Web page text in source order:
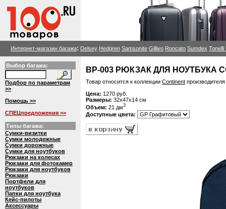
Интернет-магазин багажа: Delsey Hedgren Samsonite Gillivo Roncato Sumdex
Выбор багажа:
Подбор по параметрам
>>
Помощь >>
СПЕЦпредложения >>
Типы багажа:
Сумки-визитки
Сумки молодежные
Сумки дорожные
Сумки для ноутбуков
Рюкзаки на колесах
Рюкзаки для фотокамер
Рюкзаки для ноутбуков
Рюкзаки
Портфели для
ноутбуков
Папки для ноутбука
Кейс-пилоты
Аксессуары
BP-003 РЮКЗАК ДЛЯ НОУТБУКА
Товар относится к коллекции Continent производителя
Цена: 1270 руб.
Размеры: 32x47x14 см
Объем: 21 дм3
Доступные цвета: